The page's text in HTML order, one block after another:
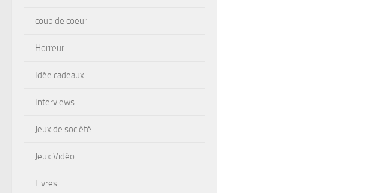
coup de coeur
Horreur
Idée cadeaux
Interviews
Jeux de société
Jeux Vidéo
Livres